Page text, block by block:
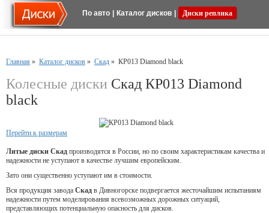
По авто Каталог дисков Диски реплика
Главная » Каталог дисков » Скад » КР013 Diamond black
Колесные диски Скад КР013 Diamond
black
Перейти к размерам
Литые диски Скад производятся в России, но по своим характеристикам качества и
надежности не уступают в качестве лучшим европейским.
Зато они существенно уступают им в стоимости.
Вся продукция завода Скад в Дивногорске подвергается жесточайшим испытаниям
надежности путем моделирования всевозможных дорожных ситуаций,
представляющих потенциальную опасность для дисков.